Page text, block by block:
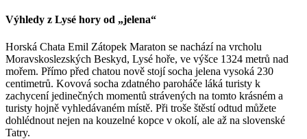
Výhledy z Lysé hory od „jelena“
Horská Chata Emil Zátopek Maraton se nachází na vrcholu
Moravskoslezských Beskyd, Lysé hoře, ve výšce 1324 metrů nad
mořem. Přímo před chatou nově stojí socha jelena vysoká 230
centimetrů. Kovová socha zdatného paroháče láká turisty k
zachycení jedinečných momentů strávených na tomto krásném a
turisty hojně vyhledávaném místě. Při troše štěstí odtud můžete
dohlédnout nejen na kouzelné kopce v okolí, ale až na slovenské
Tatry.